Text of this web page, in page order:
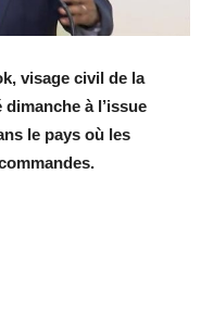
visage civil de la
à l’issue
le pays où les